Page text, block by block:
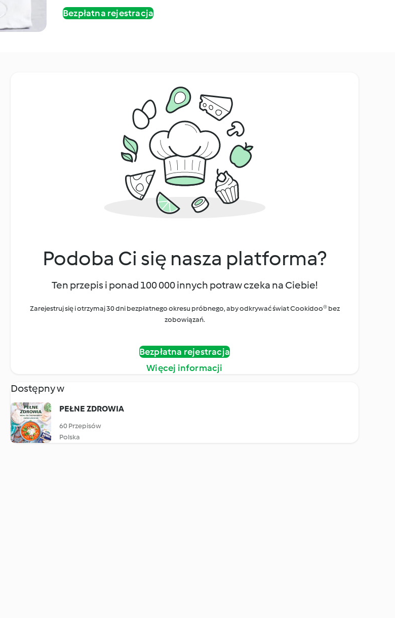
Bezpłatna rejestracja
Podoba Ci się nasza platforma?
Ten przepis i ponad 100 000 innych potraw czeka na Ciebie!
Zarejestruj się i otrzymaj 30 dni bezpłatnego okresu próbnego, aby odkrywać świat Cookidoo® bez
zobowiązań.
Bezpłatna rejestracja
Więcej informacji
Dostępny w
PEŁNE ZDROWIA
60 Przepisów
Polska